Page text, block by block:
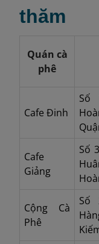
thăm
Quán cà
phê
Cafe Đinh
Số
Cafe
Giảng
Số
Cộng Cà
Phê
Số